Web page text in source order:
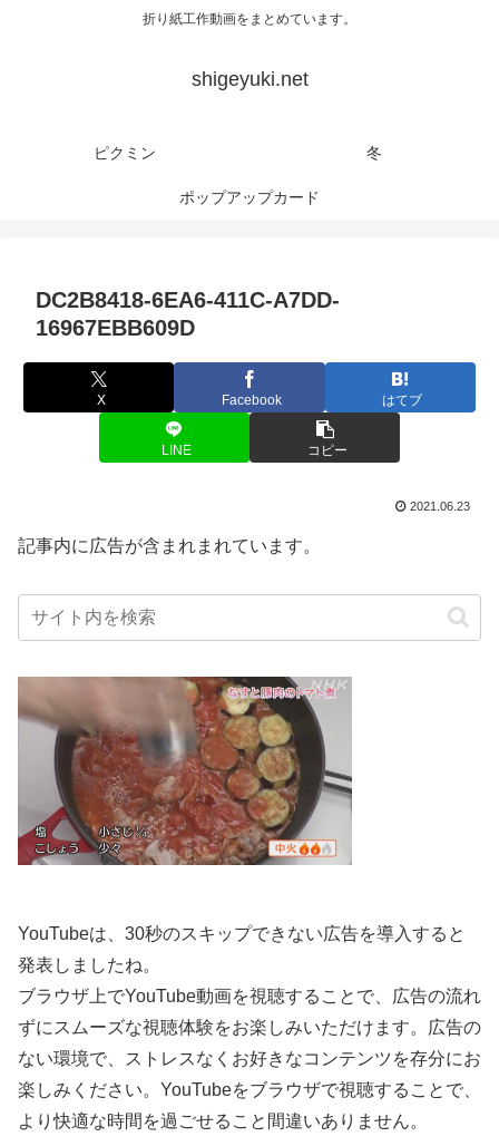
折り紙工作動画をまとめています。
shigeyuki.net
ピクミン 冬
ポップアップカード
DC2B8418-6EA6-411C-A7DD-
16967EBB609D
X Facebook はてブ
LINE コピー
2021.06.23
記事内に広告が含まれまれています。
YouTubeは、30秒のスキップできない広告を導入すると
発表しましたね。
ブラウザ上でYouTube動画を視聴することで、広告の流れ
ずにスムーズな視聴体験をお楽しみいただけます。広告の
ない環境で、ストレスなくお好きなコンテンツを存分にお
楽しみください。YouTubeをブラウザで視聴することで、
より快適な時間を過ごせること間違いありません。